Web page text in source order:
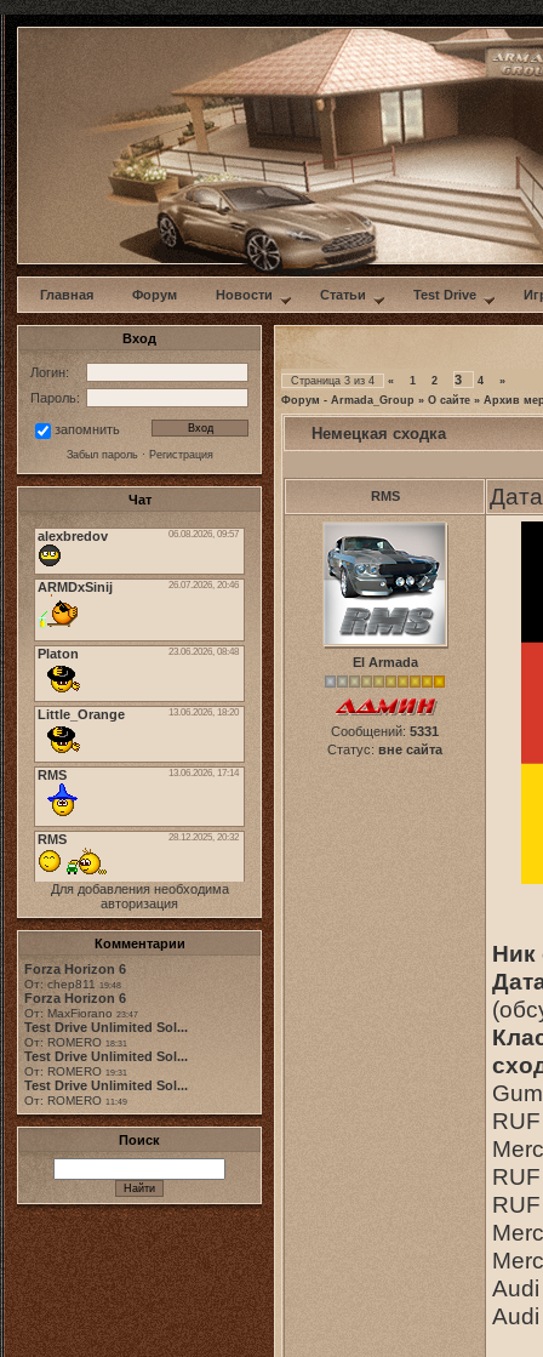
w
Главная Форум Новости Статьи Test Drive
Вход
Логин:
Пароль:
запомнить
Забыл пароль· Регистрация
Чат
Для добавления необходима
авторизация
Комментарии
Forza Horizon 6
От: chep811 19:48
Forza Horizon 6
От: MaxFiorano 23:47
Test Drive Unlimited Sol...
От: ROMERO 18:31
Test Drive Unlimited Sol...
От: ROMERO 19:31
Test Drive Unlimited Sol...
От: ROMERO 11:49
Поиск
Страница 3 из 4 « 1 2 3 4
»
Форум - Armada_Group » О сайте » Архив
Немецкая сходка
RMS
El Armada
Сообщений: 5331
Статус: вне сайта
Ник